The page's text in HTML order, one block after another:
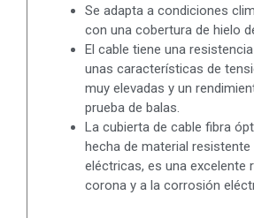
Se adapta a condiciones
con una cobertura de hielo
El cable tiene una
unas características de
muy elevadas y un
prueba de balas.
La cubierta de cable fibra
hecha de material
eléctricas, es una excelente
corona y a la corrosión